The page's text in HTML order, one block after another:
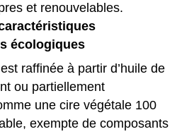
et renouvelables.
écologiques
est raffinée à partir d’huile de
ou partiellement
une cire végétale 100
exempte de composants